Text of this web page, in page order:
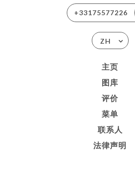
+33175577226
ZH
主页
图库
评价
菜单
联系人
法律声明